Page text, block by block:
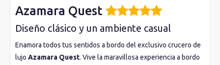
Azamara Quest
Diseño clásico y un ambiente casual
Enamora todos tus sentidos a bordo del exclusivo crucero de
lujo Azamara Quest. Vive la maravillosa experiencia a bordo